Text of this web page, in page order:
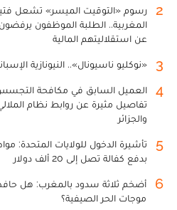
2
رسوم «التوقيت الميسر» تشعل
المغربية.. الطلبة الموظفون
عن استقلاليتهم المالية
3 «نوكليو ناسيونال».. النيونازية
4
العميل السابق في مكافحة
تفاصيل مثيرة عن روابط نظام
والجزائر
5
بدفع كفالة تصل إلى 20 ألف دولار
6
أضخم ثلاثة سدود بالمغرب: هل
موجات الحر الصيفية؟